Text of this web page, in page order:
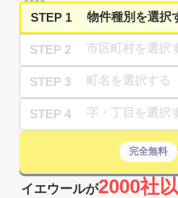
STEP 1
STEP 2
STEP 3
STEP 4
完全無料
イエウールが2000社